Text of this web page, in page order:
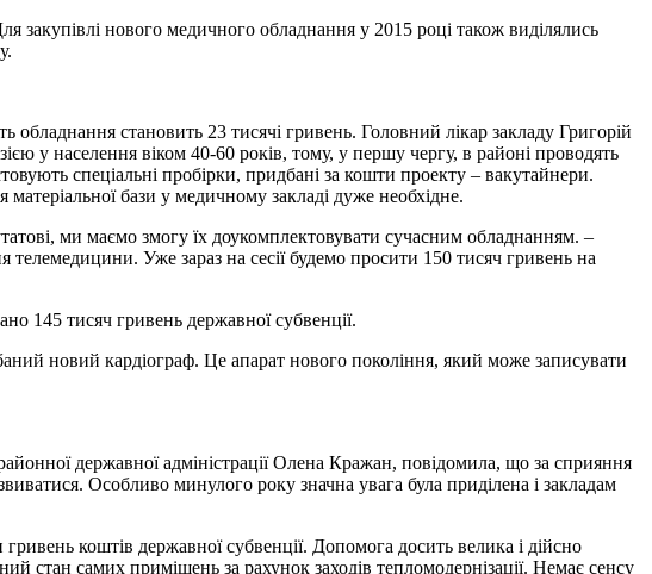
закупівлі нового медичного обладнання у 2015 році також виділялись
становить 23 тисячі гривень. Головний лікар закладу Григорій
у населення віком 40-60 років, тому, у першу чергу, в районі проводять
спеціальні пробірки, придбані за кошти проекту – вакутайнери.
бази у медичному закладі дуже необхідне.
ми маємо змогу їх доукомплектовувати сучасним обладнанням. –
телемедицини. Уже зараз на сесії будемо просити 150 тисяч гривень на
145 тисяч гривень державної субвенції.
новий кардіограф. Це апарат нового покоління, який може записувати
державної адміністрації Олена Кражан, повідомила, що за сприяння
Особливо минулого року значна увага була приділена і закладам
коштів державної субвенції. Допомога досить велика і дійсно
стан самих приміщень за рахунок заходів тепломодернізації. Немає сенсу